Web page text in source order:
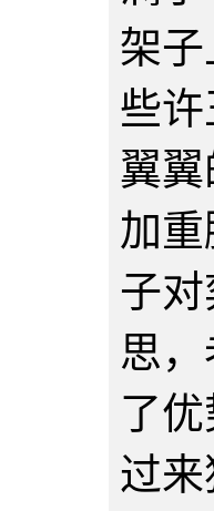
架
些
翼
加
子
思
了
过来